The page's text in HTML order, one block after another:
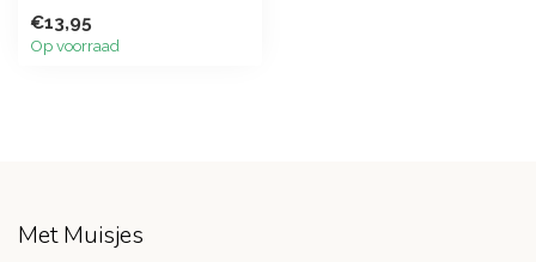
superduurzame auto...
€13,95
Op voorraad
Met Muisjes